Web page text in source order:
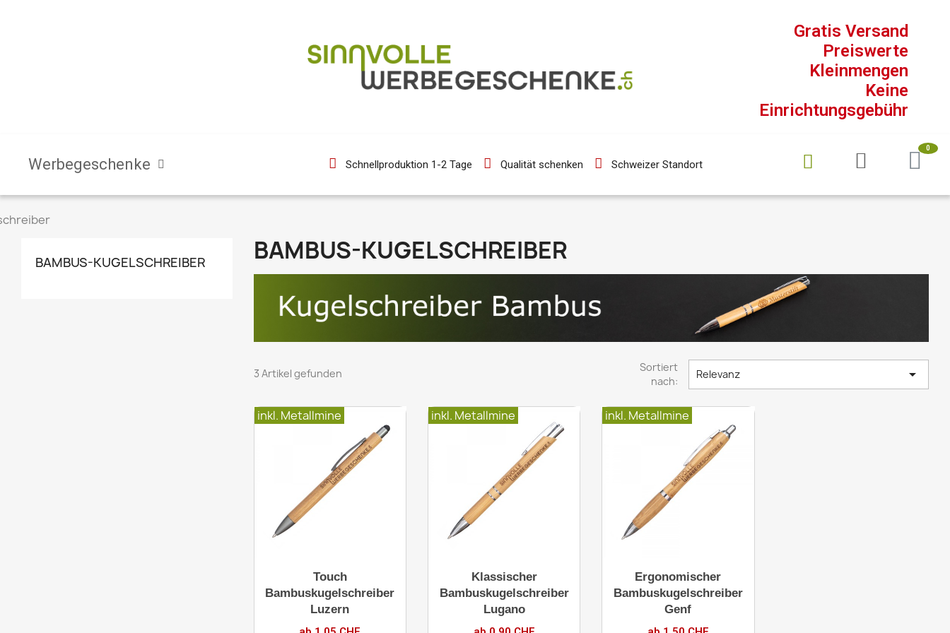
Gratis Versand
Preiswerte
Kleinmengen
Keine
Einrichtungsgebühr
Werbegeschenke Schnellproduktion 1-2 Tage Qualität schenken Schweizer Standort
BAMBUS-KUGELSCHREIBER BAMBUS-KUGELSCHREIBER
3 Artikel gefunden
Sortiert
nach:
Relevanz 
inkl. Metallmine
Touch
Bambuskugelschreiber
Luzern
inkl. Metallmine
Klassischer
Bambuskugelschreiber
Lugano
inkl. Metallmine
Ergonomischer
Bambuskugelschreiber
Genf